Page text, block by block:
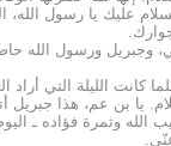
عليك يا رسول
وجبريل ورسول الله
كانت الليلة التي أراد
يا بن عم، هذا جبريل
الله وثمرة فؤاده ـ